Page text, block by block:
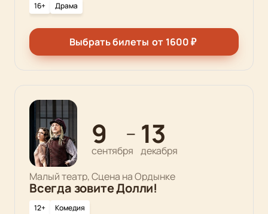
16+ Драма
Выбрать билеты от 1600₽
9
сентября
— 13
декабря
Малый театр, Сцена на Ордынке
Всегда зовите Долли!
12+ Комедия